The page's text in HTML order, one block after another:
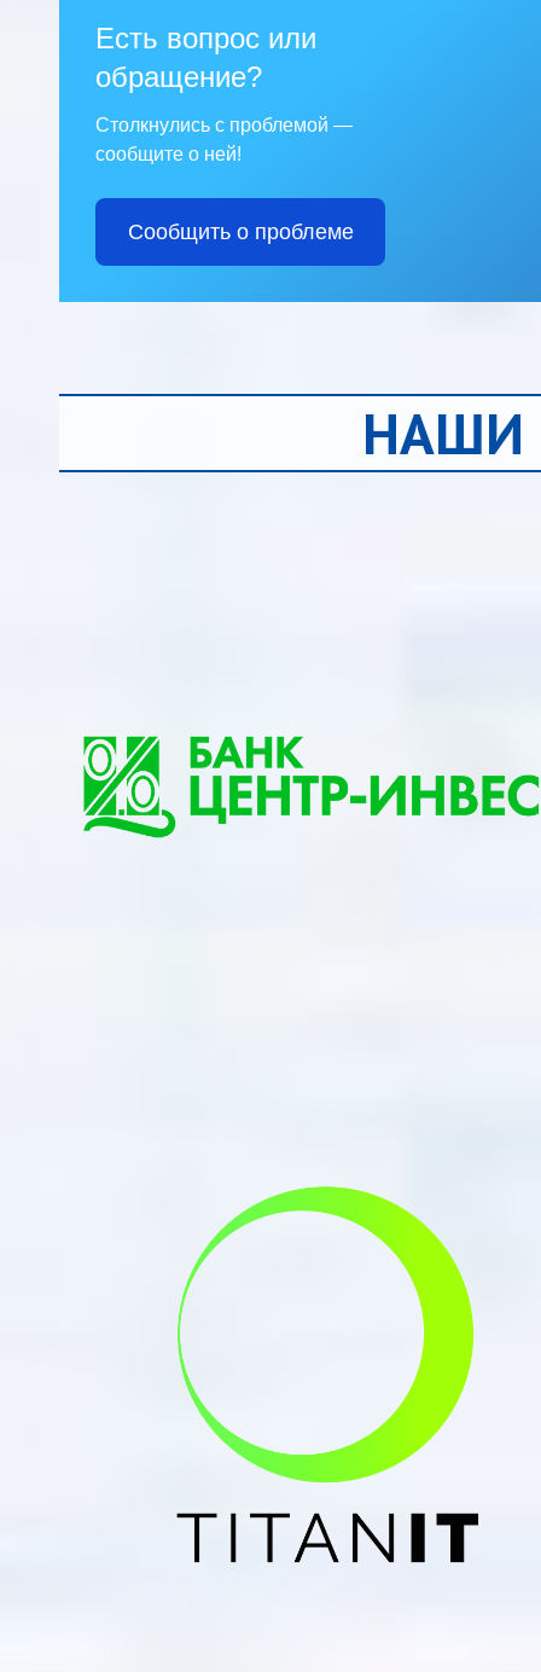
Есть вопрос или
обращение?
Столкнулись с проблемой —
сообщите о ней!
Сообщить о проблеме
НАШИ